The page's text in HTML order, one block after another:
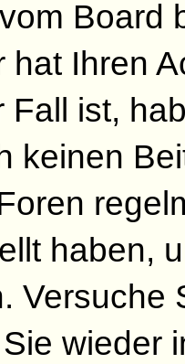
nicht
Grund
nicht
in Ihre
Board-
Datei
schreiben.
Website
am Ende